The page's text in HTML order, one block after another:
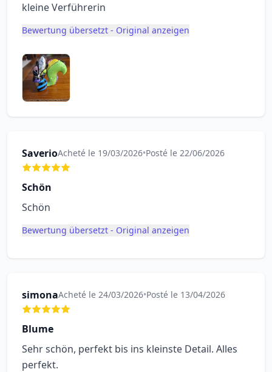
kleine Verführerin
Bewertung übersetzt - Original anzeigen
SaverioAcheté le 19/03/2026•Posté le 22/06/2026
Schön
Schön
Bewertung übersetzt - Original anzeigen
simonaAcheté le 24/03/2026•Posté le 13/04/2026
Blume
Sehr schön, perfekt bis ins kleinste Detail. Alles
perfekt.